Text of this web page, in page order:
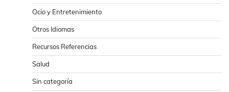
Ocio y Entretenimiento
Otros Idiomas
Recursos Referencias
Salud
Sin categoría